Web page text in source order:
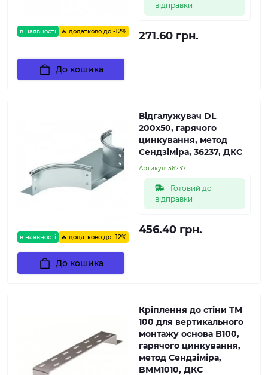
в наявності 🔥 додатково до -12%
відправки
271.60 грн.
До кошика
в наявності 🔥 додатково до -12%
Відгалужувач DL
200х50, гарячого
цинкування, метод
Сендзіміра, 36237, ДКС
Артикул: 36237
Готовий до
відправки
456.40 грн.
До кошика
Кріплення до стіни TM
100 для вертикального
монтажу основа B100,
гарячого цинкування,
метод Сендзіміра,
BMM1010, ДКС